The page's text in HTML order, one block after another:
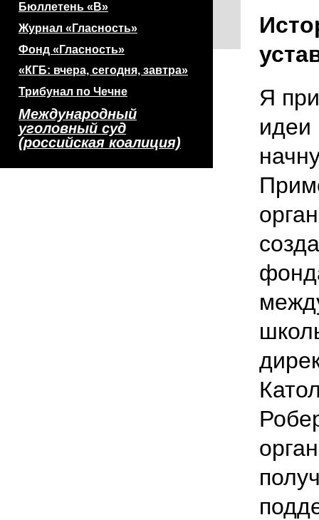
Бюллетень «В»
Журнал «Гласность»
Фонд «Гласность»
«КГБ: вчера, сегодня, завтра»
Трибунал по Чечне
Международный
уголовный суд
(российская коалиция)
Я
идеи